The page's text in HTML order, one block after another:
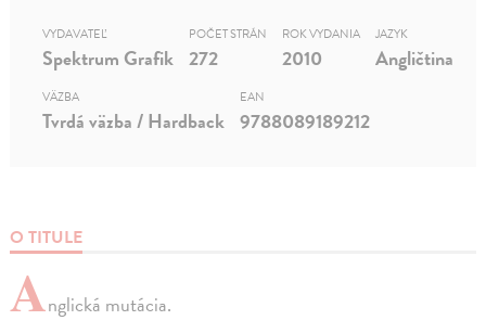
O TITULE
Anglická mutácia.
VYDAVATEĽ
Spektrum Grafik
POČET STRÁN
272
ROK VYDANIA
2010
JAZYK
Angličtina
VÄZBA
Tvrdá väzba / Hardback
EAN
9788089189212